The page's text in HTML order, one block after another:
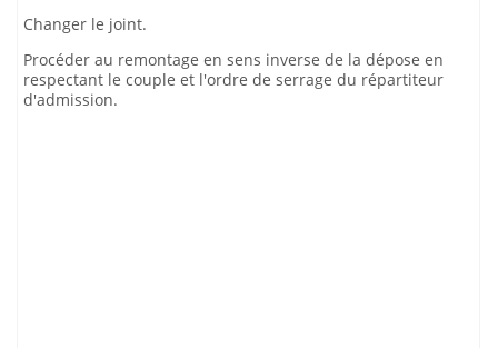
Changer le joint.
Procéder au remontage en sens inverse de la dépose en
respectant le couple et l'ordre de serrage du répartiteur
d'admission.